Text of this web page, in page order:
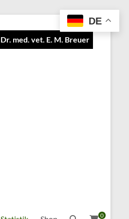
Dr. med. vet. E. M. Breuer
0
DE